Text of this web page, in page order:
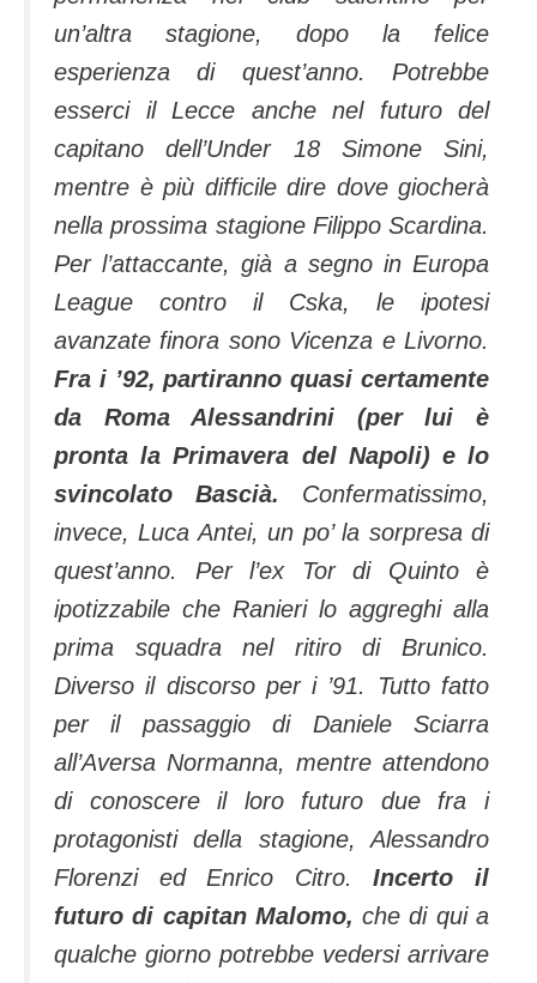
un’altra stagione, dopo la felice
esperienza di quest’anno. Potrebbe
esserci il Lecce anche nel futuro del
capitano dell’Under 18 Simone Sini,
mentre è più difficile dire dove giocherà
nella prossima stagione Filippo Scardina.
Per l’attaccante, già a segno in Europa
League contro il Cska, le ipotesi
avanzate finora sono Vicenza e Livorno.
Fra i ’92, partiranno quasi certamente
da Roma Alessandrini (per lui è
pronta la Primavera del Napoli) e lo
svincolato Bascià. Confermatissimo,
invece, Luca Antei, un po’ la sorpresa di
quest’anno. Per l’ex Tor di Quinto è
ipotizzabile che Ranieri lo aggreghi alla
prima squadra nel ritiro di Brunico.
Diverso il discorso per i ’91. Tutto fatto
per il passaggio di Daniele Sciarra
all’Aversa Normanna, mentre attendono
di conoscere il loro futuro due fra i
protagonisti della stagione, Alessandro
Florenzi ed Enrico Citro.
Incerto il
futuro di capitan Malomo,che di qui a
qualche giorno potrebbe vedersi arrivare